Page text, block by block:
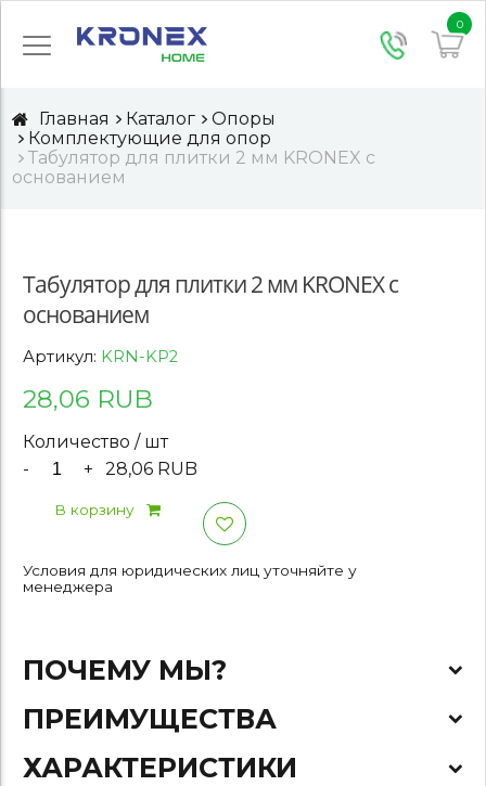
0
Главная Каталог
Опоры
Комплектующие для опор
Табулятор для плитки 2 мм KRONEX с
основанием
Табулятор для плитки 2 мм KRONEX с
основанием
Артикул: KRN-KP2
28,06 RUB
Количество / шт
-
+ 28,06 RUB
В корзину
Условия для юридических лиц уточняйте у
менеджера
ПОЧЕМУ МЫ?
ПРЕИМУЩЕСТВА
ХАРАКТЕРИСТИКИ